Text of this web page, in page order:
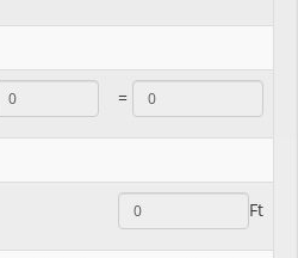
=
Ft